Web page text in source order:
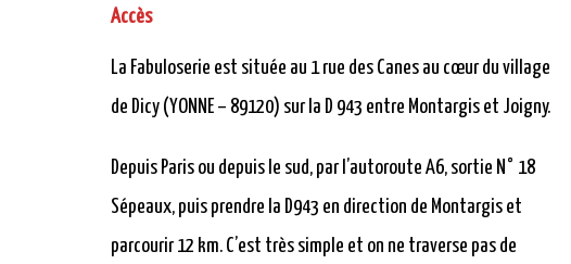
Accès
La Fabuloserie est située au 1 rue des Canes au cœur du village
de Dicy (YONNE – 89120) sur la D 943 entre Montargis et Joigny.
Depuis Paris ou depuis le sud, par l’autoroute A6, sortie N° 18
Sépeaux, puis prendre la D943 en direction de Montargis et
parcourir 12 km. C’est très simple et on ne traverse pas de